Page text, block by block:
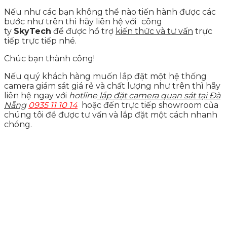
Nếu như các bạn không thể nào tiến hành được các
bước như trên thì hãy liên hệ với công
ty SkyTech để được hổ trợ kiến thức và tư vấn trực
tiếp trực tiếp nhé.
Chúc bạn thành công!
Nếu quý khách hàng muốn lắp đặt một hệ thống
camera giám sát giá rẻ và chất lượng như trên thì hãy
liên hệ ngay với hotline lắp đặt camera quan sát tại Đà
Nẵng 0935 11 10 14 hoặc đến trực tiếp showroom của
chúng tôi để được tư vấn và lắp đặt một cách nhanh
chóng.